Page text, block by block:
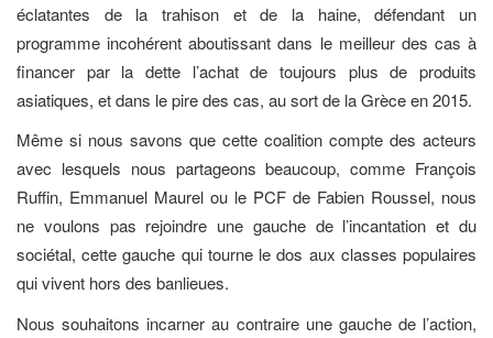
éclatantes de la trahison et de la haine, défendant un
programme incohérent aboutissant dans le meilleur des cas à
financer par la dette l’achat de toujours plus de produits
asiatiques, et dans le pire des cas, au sort de la Grèce en 2015.
Même si nous savons que cette coalition compte des acteurs
avec lesquels nous partageons beaucoup, comme François
Ruffin, Emmanuel Maurel ou le PCF de Fabien Roussel, nous
ne voulons pas rejoindre une gauche de l’incantation et du
sociétal, cette gauche qui tourne le dos aux classes populaires
qui vivent hors des banlieues.
Nous souhaitons incarner au contraire une gauche de l’action,